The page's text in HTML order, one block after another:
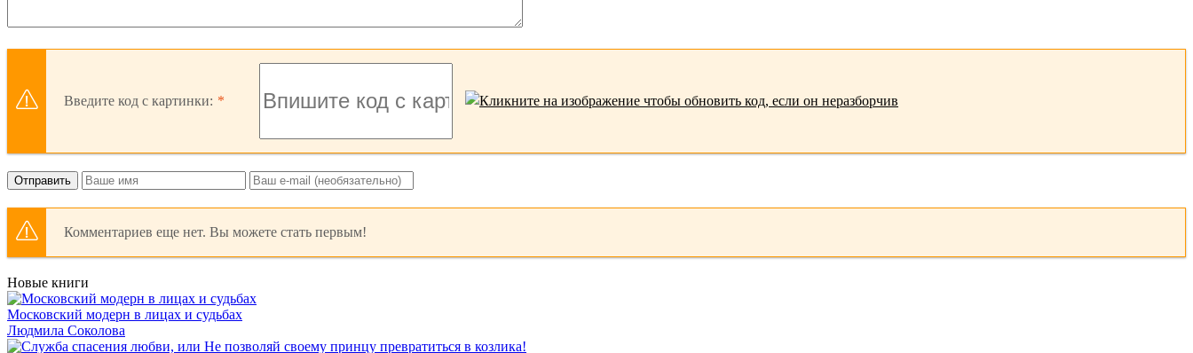
Введите код с картинки:
Отправить
Комментариев еще нет. Вы можете стать первым!
Новые книги
Московский модерн в лицах и судьбах
Людмила Соколова